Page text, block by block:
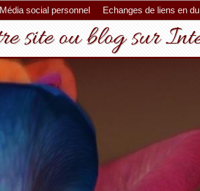
Média social personnel Echanges de liens en
site ou blog sur